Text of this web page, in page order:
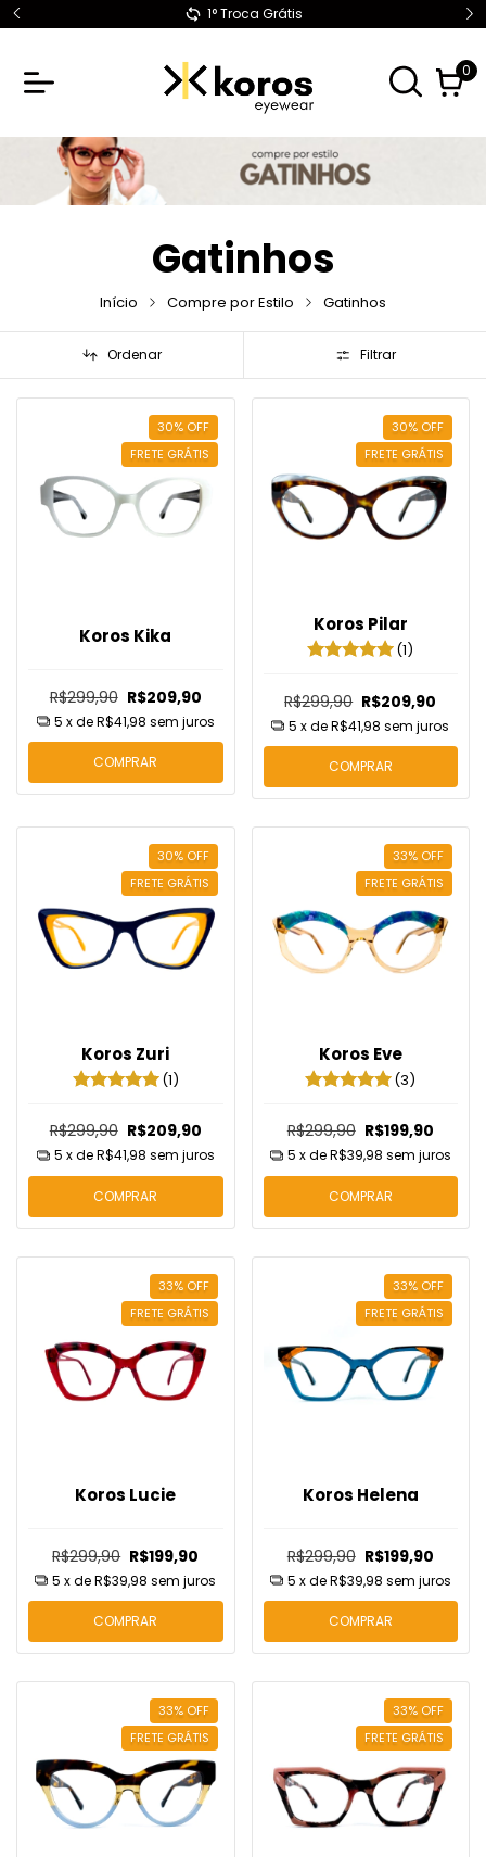
1° Troca Grátis
0
Gatinhos
Início Compre por Estilo Gatinhos
Ordenar Filtrar
30% OFF
FRETE GRÁTIS
Koros Kika
R$299,90 R$209,90
5 x deR$41,98 sem juros
COMPRAR
30% OFF
FRETE GRÁTIS
Koros Pilar
(1)
R$299,90 R$209,90
5 x deR$41,98 sem juros
COMPRAR
30% OFF
FRETE GRÁTIS
Koros Zuri
(1)
R$299,90 R$209,90
5 x deR$41,98 sem juros
COMPRAR
33% OFF
FRETE GRÁTIS
Koros Eve
(3)
R$299,90 R$199,90
5 x deR$39,98 sem juros
COMPRAR
33% OFF
FRETE GRÁTIS
Koros Lucie
R$299,90 R$199,90
5 x deR$39,98 sem juros
COMPRAR
33% OFF
FRETE GRÁTIS
Koros Helena
R$299,90 R$199,90
5 x deR$39,98 sem juros
COMPRAR
33% OFF
FRETE GRÁTIS
33% OFF
FRETE GRÁTIS